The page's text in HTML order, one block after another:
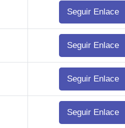
Seguir Enlace
Seguir Enlace
Seguir Enlace
Seguir Enlace